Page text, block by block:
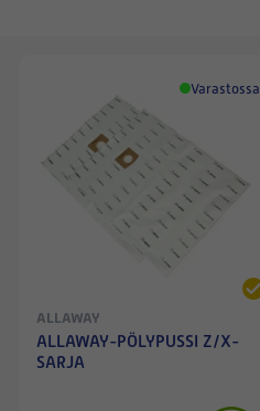
Varastossa
ALLAWAY
ALLAWAY-PÖLYPUSSI Z/X-
SARJA